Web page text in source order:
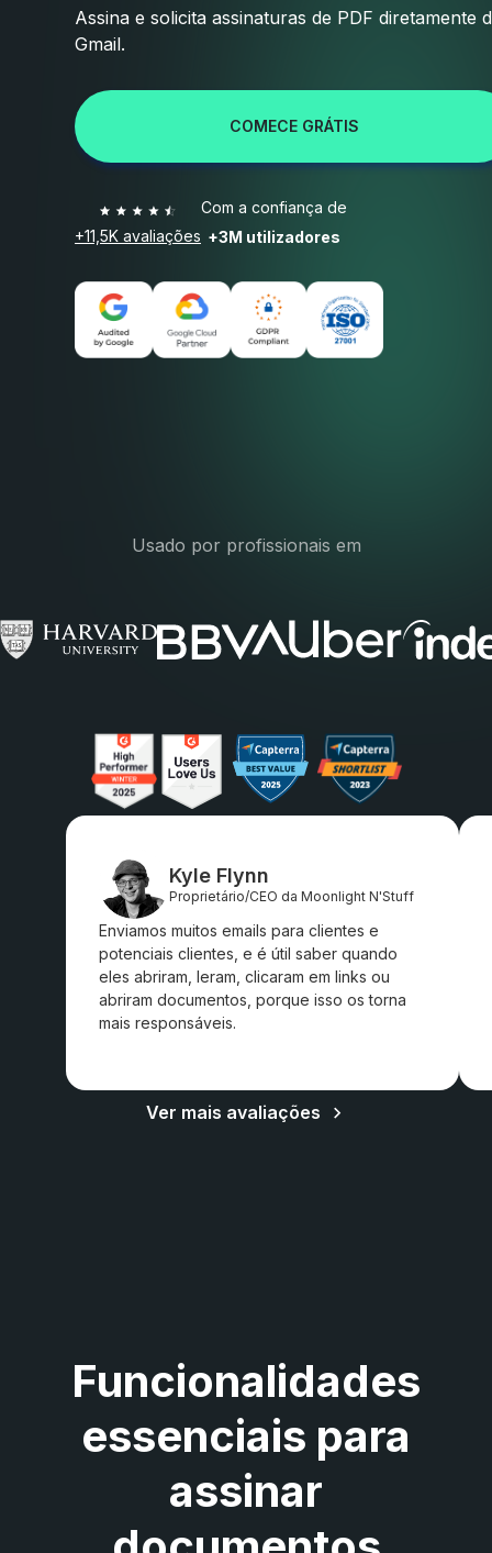
Assina e solicita assinaturas de PDF diretamente
Gmail.
COMECE GRÁTIS
+11,5K avaliações
Com a confiança de
+3M utilizadores
Usado por profissionais em
Kyle Flynn
Proprietário/CEO da Moonlight N'Stuff
Enviamos muitos emails para clientes e
potenciais clientes, e é útil saber quando
eles abriram, leram, clicaram em links ou
abriram documentos, porque isso os torna
mais responsáveis.
Ver mais avaliações
Funcionalidades
essenciais para
assinar